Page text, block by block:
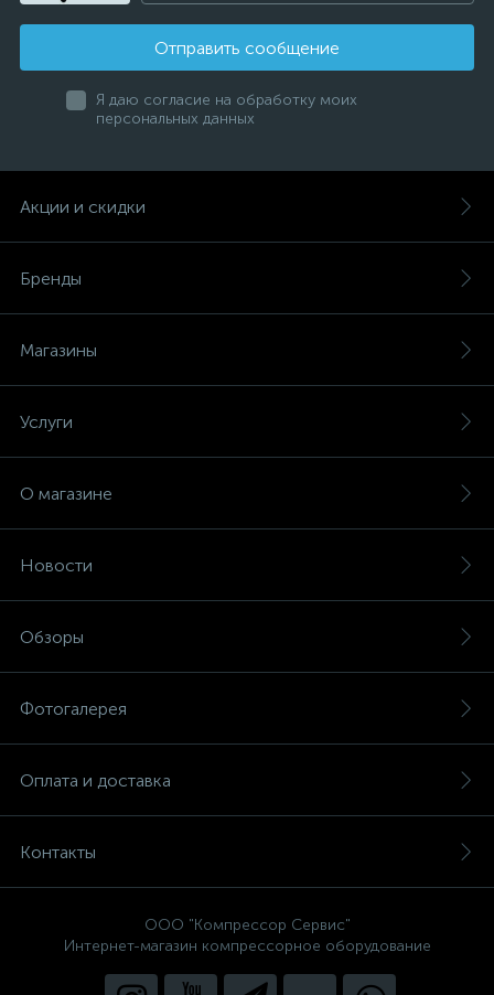
Отправить сообщение
Я даю согласие на обработку моих
персональных данных
Акции и скидки
Бренды
Магазины
Услуги
О магазине
Новости
Обзоры
Фотогалерея
Оплата и доставка
Контакты
ООО "Компрессор Сервис"
Интернет-магазин компрессорное оборудование